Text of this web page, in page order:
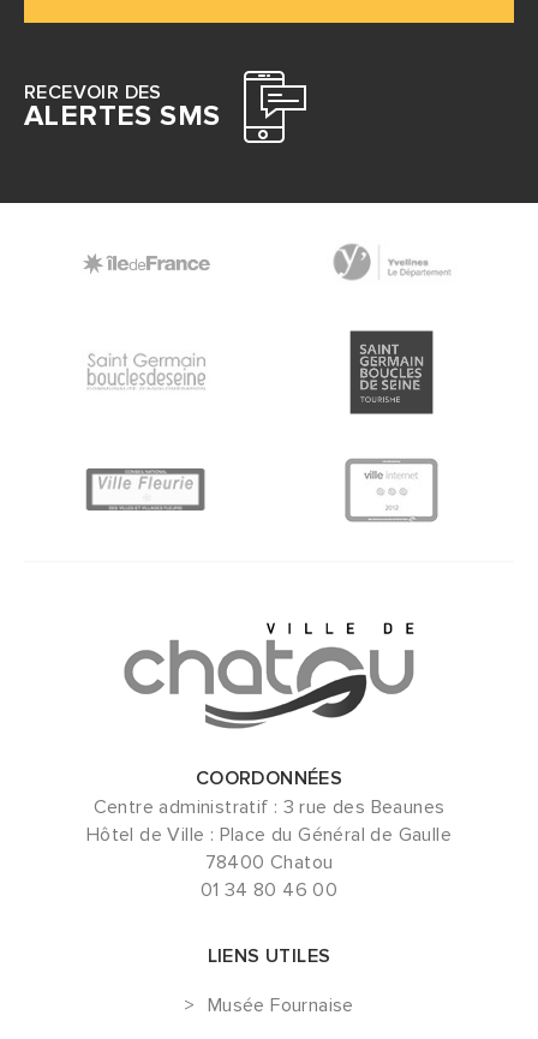
RECEVOIR DES
ALERTES SMS
COORDONNÉES
Centre administratif : 3 rue des Beaunes
Hôtel de Ville : Place du Général de Gaulle
78400 Chatou
01 34 80 46 00
LIENS UTILES
Musée Fournaise